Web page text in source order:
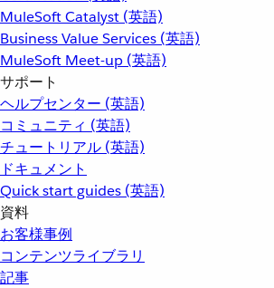
MuleSoft Catalyst (英語)
Business Value Services (英語)
MuleSoft Meet-up (英語)
サポート
ヘルプセンター (英語)
コミュニティ (英語)
チュートリアル (英語)
ドキュメント
Quick start guides (英語)
資料
お客様事例
コンテンツライブラリ
記事